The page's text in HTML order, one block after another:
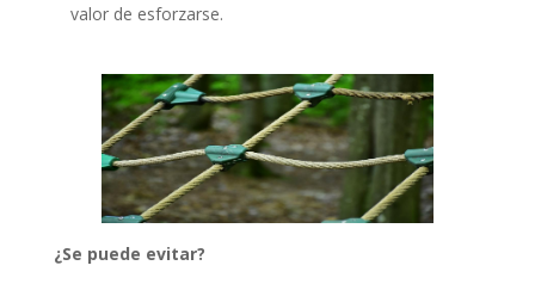
valor de esforzarse.
¿Se puede evitar?